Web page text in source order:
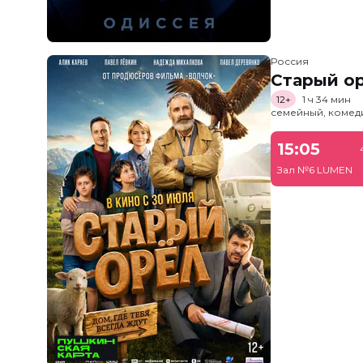
Россия
Старый
12+
1 ч 34 мин
семейный,
15:05
Зал №6 LUMEN